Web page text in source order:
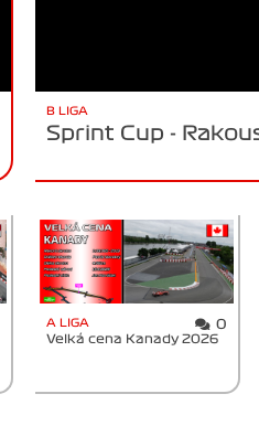
B LIGA
Sprint Cup -
A LIGA 0
Velká cena Kanady 2026